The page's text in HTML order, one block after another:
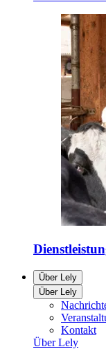
Über Lely
Über Lely
Kontakt
Über Lely